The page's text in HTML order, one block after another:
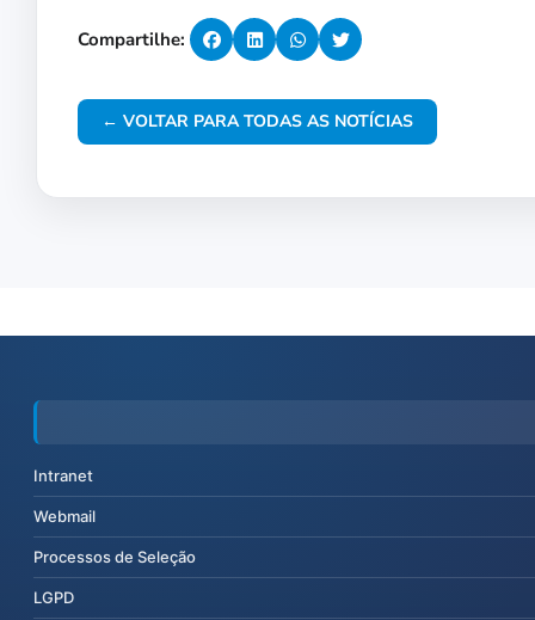
Compartilhe:
← VOLTAR PARA TODAS AS NOTÍCIAS
Intranet
Webmail
Processos de Seleção
LGPD